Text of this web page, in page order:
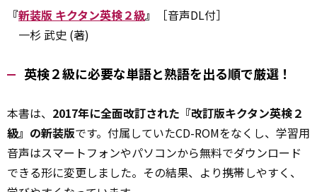
『新装版 キクタン英検２級』
［音声DL付］
一杉 武史 (著)
英検２級に必要な単語と熟語を出る順で厳選！
本書は、 2017年に全面改訂された『改訂版キクタン英検２
級』の新装版です。付属していたCD-ROMをなくし、学習用
音声はスマートフォンやパソコンから無料でダウンロード
できる形に変更しました。その結果、より携帯しやすく、